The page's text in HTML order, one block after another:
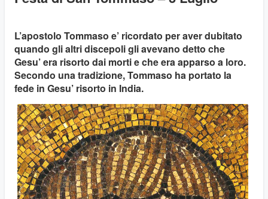
L’apostolo Tommaso e’ ricordato per aver dubitato
quando gli altri discepoli gli avevano detto che
Gesu’ era risorto dai morti e che era apparso a loro.
Secondo una tradizione, Tommaso ha portato la
fede in Gesu’ risorto in India.